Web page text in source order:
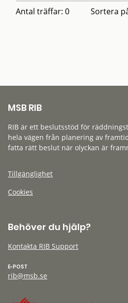
Antal träffar: 0 Sortera
MSB RIB
RIB är ett beslutsstöd för
hela vägen från planering av
fatta rätt beslut när olyckan är
Tillgänglighet
Cookies
Behöver du hjälp?
Kontakta RIB Support
E-POST
rib@msb.se